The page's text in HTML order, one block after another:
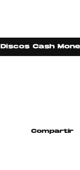
Discos Cash
Compartir